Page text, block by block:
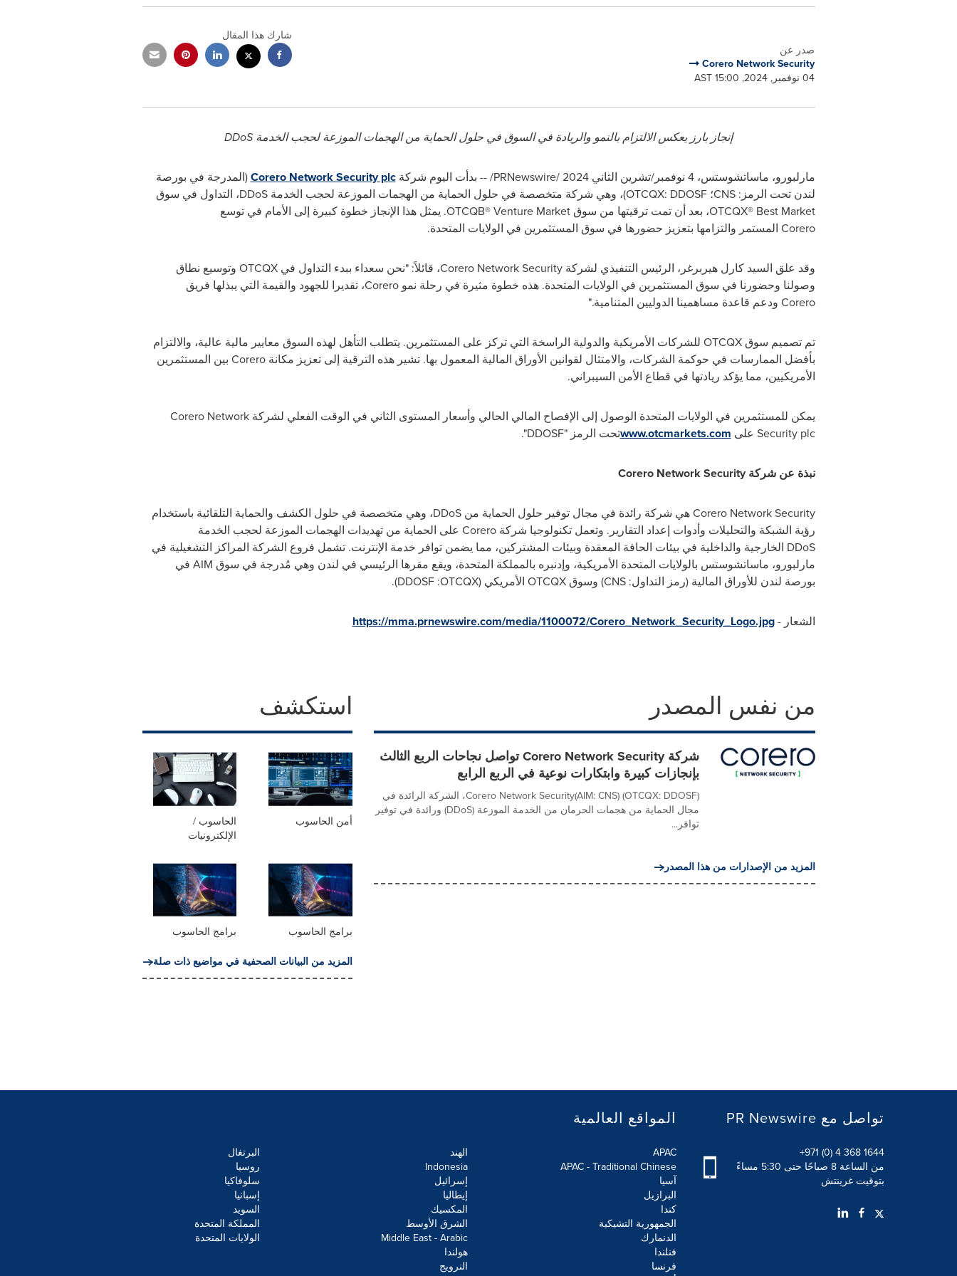
صدر عن
Corero Network Security
04 نوفمبر, 2024, 15:00 AST
شارك هذا المقال
إنجاز بارز يعكس الالتزام بالنمو والريادة في السوق في حلول الحماية من الهجمات الموزعة لحجب الخدمةDDoS
مارلبورو، ماساتشوستس، 4 نوفمبر/تشرين الثاني 2024 / PRNewswire
/ -- بدأت اليوم شركةCorero Network Security plc(المدرجة في بورصة
لندن تحت الرمز:CNS؛(OTCQX: DDOSF، وهي شركة متخصصة في حلول الحماية من الهجمات الموزعة لحجب الخدمةDDoS، التداول في سوق
OTCQX® Best Market، بعد أن تمت ترقيتها من سوقOTCQB® Venture Market. يمثل هذا الإنجاز خطوة كبيرة إلى الأمام في توسع
Corero المستمر والتزامها بتعزيز حضورها في سوق المستثمرين في الولايات المتحدة.
وقد علق السيد كارل هيربرغر، الرئيس التنفيذي لشركةCorero Network Security، قائلاً: "نحن سعداء ببدء التداول فيOTCQX وتوسيع نطاق
وصولنا وحضورنا في سوق المستثمرين في الولايات المتحدة. هذه خطوة مثيرة في رحلة نموCorero، تقديرا للجهود والقيمة التي يبذلها فريق
Corero ودعم قاعدة مساهمينا الدوليين المتنامية."
تم تصميم سوقOTCQX للشركات الأمريكية والدولية الراسخة التي تركز على المستثمرين. يتطلب التأهل لهذه السوق معايير مالية عالية، والالتزام
بأفضل الممارسات في حوكمة الشركات، والامتثال لقوانين الأوراق المالية المعمول بها. تشير هذه الترقية إلى تعزيز مكانةCorero بين المستثمرين
الأمريكيين، مما يؤكد ريادتها في قطاع الأمن السيبراني.
يمكن للمستثمرين في الولايات المتحدة الوصول إلى الإفصاح المالي الحالي وأسعار المستوى الثاني في الوقت الفعلي لشركةCorero Network
Security plc على www.otcmarkets.comتحت الرمز "DDOSF
".
نبذة عن شركةCorero Network Security
Corero Network Securityهي شركة رائدة في مجال توفير حلول الحماية منDDoS، وهي متخصصة في حلول الكشف والحماية التلقائية باستخدام
رؤية الشبكة والتحليلات وأدوات إعداد التقارير. وتعمل تكنولوجيا شركةCorero على الحماية من تهديدات الهجمات الموزعة لحجب الخدمة
DDoS الخارجية والداخلية في بيئات الحافة المعقدة وبيئات المشتركين، مما يضمن توافر خدمة الإنترنت. تشمل فروع الشركة المراكز التشغيلية في
مارلبورو، ماساتشوستس بالولايات المتحدة الأمريكية، وإدنبره بالمملكة المتحدة، ويقع مقرها الرئيسي في لندن وهي مُدرجة في سوق AIM في
بورصة لندن للأوراق المالية (رمز التداول:CNS) وسوقOTCQX الأمريكي (OTCQX
:
.(DDOSF
الشعار -https://mma.prnewswire.com/media/1100072/Corero_Network_Security_Logo.jpg
من نفس المصدر
شركة Corero Network Security تواصل نجاحات الربع الثالث
بإنجازات كبيرة وابتكارات نوعية في الربع الرابع
Corero Network Security(AIM: CNS) (OTCQX: DDOSF)، الشركة الرائدة في
مجال الحماية من هجمات الحرمان من الخدمة الموزعة (DDoS) ورائدة في توفير
توافر...
المزيد من الإصدارات من هذا المصدر
استكشف
أمن الحاسوب
الحاسوب /
الإلكترونيات
برامج الحاسوب
برامج الحاسوب
المزيد من البيانات الصحفية في مواضيع ذات صلة
PR Newswire تواصل مع
+971 (0) 4 368 1644
من الساعة 8 صباحًا حتى 5:30 مساءً
بتوقيت غرينتش
المواقع العالمية
APAC
APAC - Traditional Chinese
آسيا
البرازيل
كندا
الجمهورية التشيكية
الدنمارك
فنلندا
فرنسا
الهند
Indonesia
إسرائيل
إيطاليا
المكسيك
الشرق الأوسط
Middle East - Arabic
هولندا
النرويج
البرتغال
روسيا
سلوفاكيا
إسبانيا
السويد
المملكة المتحدة
الولايات المتحدة